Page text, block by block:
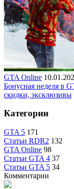
GTA Online
Бонусная неделя в
скидки, эксклюзивы
Категории
GTA 5 171
Статьи RDR2 132
GTA Online 98
Статьи GTA 4 37
Статьи GTA 5 34
Комментарии